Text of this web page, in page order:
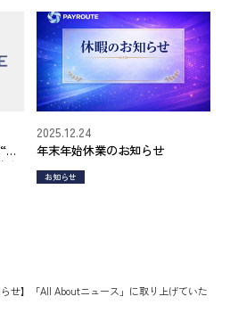
定
年末年始休業のお知らせ
2025.12.24
お知らせ
らせ】「All Aboutニュース」に取り上げていた